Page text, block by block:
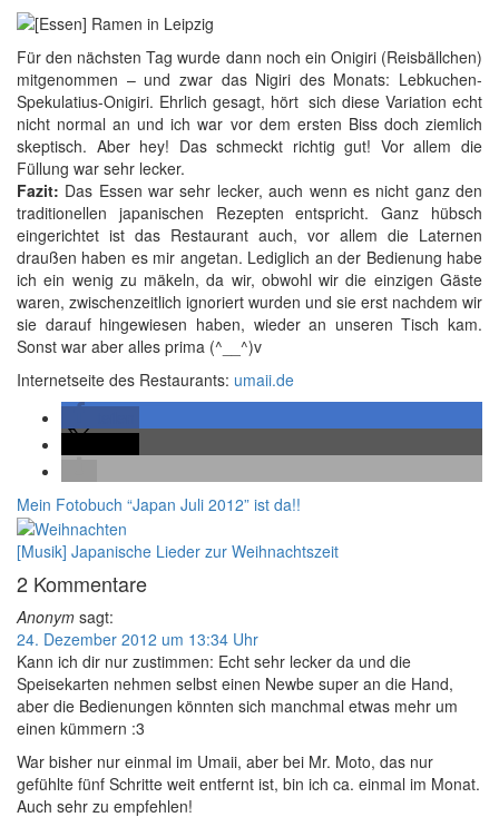
Für den nächsten Tag wurde dann noch ein Onigiri (Reisbällchen)
mitgenommen – und zwar das Nigiri des Monats: Lebkuchen-
Spekulatius-Onigiri. Ehrlich gesagt, hört sich diese Variation echt
nicht normal an und ich war vor dem ersten Biss doch ziemlich
skeptisch. Aber hey! Das schmeckt richtig gut! Vor allem die
Füllung war sehr lecker.
Fazit: Das Essen war sehr lecker, auch wenn es nicht ganz den
traditionellen japanischen Rezepten entspricht. Ganz hübsch
eingerichtet ist das Restaurant auch, vor allem die Laternen
draußen haben es mir angetan. Lediglich an der Bedienung habe
ich ein wenig zu mäkeln, da wir, obwohl wir die einzigen Gäste
waren, zwischenzeitlich ignoriert wurden und sie erst nachdem wir
sie darauf hingewiesen haben, wieder an unseren Tisch kam.
Sonst war aber alles prima (^__^)v
Internetseite des Restaurants: umaii.de
Mein Fotobuch “Japan Juli 2012” ist da!!
[Musik] Japanische Lieder zur Weihnachtszeit
2 Kommentare
Anonym sagt:
24. Dezember 2012 um 13:34 Uhr
Kann ich dir nur zustimmen: Echt sehr lecker da und die
Speisekarten nehmen selbst einen Newbe super an die Hand,
aber die Bedienungen könnten sich manchmal etwas mehr um
einen kümmern :3
War bisher nur einmal im Umaii, aber bei Mr. Moto, das nur
gefühlte fünf Schritte weit entfernt ist, bin ich ca. einmal im Monat.
Auch sehr zu empfehlen!